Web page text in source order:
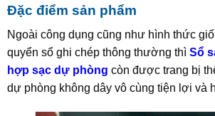
Đặc điểm sản phẩm
Ngoài công dụng cũng như hình thức
quyển sổ ghi chép thông thường thì Sổ
hợp sạc dự phòng còn được trang bị
dự phòng không dây vô cùng tiện lợi và